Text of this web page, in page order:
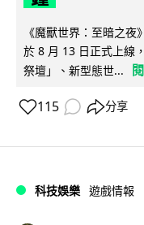
《魔獸世界：至暗之
於 8 月 13 日正式上線
祭壇」、新型態世...
115 分享
科技娛樂 遊戲情報